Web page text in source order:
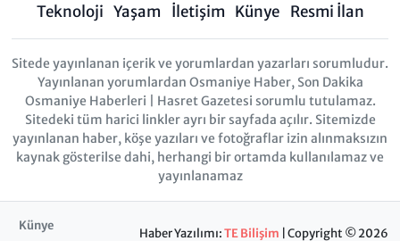
Teknoloji Yaşam İletişim Künye Resmi İlan
Sitede yayınlanan içerik ve yorumlardan yazarları sorumludur.
Yayınlanan yorumlardan Osmaniye Haber, Son Dakika
Osmaniye Haberleri | Hasret Gazetesi sorumlu tutulamaz.
Sitedeki tüm harici linkler ayrı bir sayfada açılır. Sitemizde
yayınlanan haber, köşe yazıları ve fotoğraflar izin alınmaksızın
kaynak gösterilse dahi, herhangi bir ortamda kullanılamaz ve
yayınlanamaz
Künye Haber Yazılımı:TE Bilişim | Copyright © 2026